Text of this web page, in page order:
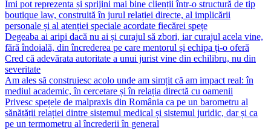
Îmi pot reprezenta și sprijini mai bine clienții într-o structură de tip
boutique law, construită în jurul relației directe, al implicării
personale și al atenției speciale acordate fiecărei spețe
Degeaba ai aripi dacă nu ai și curajul să zbori, iar curajul acela vine,
fără îndoială, din încrederea pe care mentorul și echipa ți-o oferă
Cred că adevărata autoritate a unui jurist vine din echilibru, nu din
severitate
Am ales să construiesc acolo unde am simțit că am impact real: în
mediul academic, în cercetare și în relația directă cu oamenii
Privesc spețele de malpraxis din România ca pe un barometru al
sănătății relației dintre sistemul medical și sistemul juridic, dar și ca
pe un termometru al încrederii în general